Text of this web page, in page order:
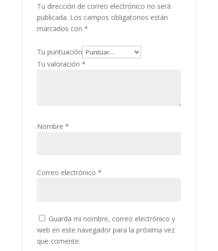
Tu dirección de correo electrónico no será
publicada. Los campos obligatorios están
marcados con *
Tu puntuación
Tu valoración *
Nombre *
Correo electrónico *
Guarda mi nombre, correo electrónico y
web en este navegador para la próxima vez
que comente.